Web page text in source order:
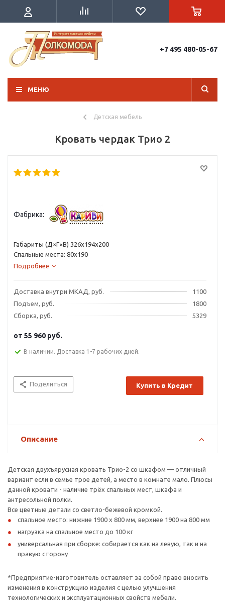
+7 495 480-05-67
МЕНЮ
Детская мебель
Кровать чердак Трио 2
Фабрика:
Габариты (Д×Г×В) 326х194х200
Спальные места: 80х190
Подробнее
Доставка внутри МКАД, руб.
1100
Подъем, руб.
1800
Сборка, руб.
5329
от 55 960 руб.
В наличии. Доставка 1-7 рабочих дней.
Поделиться Купить в Кредит
Описание
Детская двухъярусная кровать Трио-2 со шкафом — отличный
вариант если в семье трое детей, а место в комнате мало. Плюсы
данной кровати - наличие трёх спальных мест, шкафа и
антресольной полки.
Все цветные детали со светло-бежевой кромкой.
спальное место: нижние 1900 х 800 мм, верхнее 1900 на 800 мм
нагрузка на спальное место до 100 кг
универсальная при сборке: собирается как на левую, так и на
правую сторону
*Предприятие-изготовитель оставляет за собой право вносить
изменения в конструкцию изделия с целью улучшения
технологических и эксплуатационных свойств мебели.